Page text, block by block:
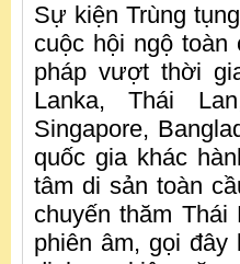
Sự kiện Trùng
cuộc hội ngộ
pháp vượt thời
Lanka, Thái
Singapore,
quốc gia khác
tâm di sản toàn
chuyến thăm
phiên âm, gọi